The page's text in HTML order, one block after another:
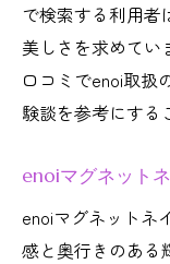
で検索する利用者
美しさを求めてい
口コミでenoi取扱
験談を参考にする
enoiマグネット
enoiマグネットネ
感と奥行きのある